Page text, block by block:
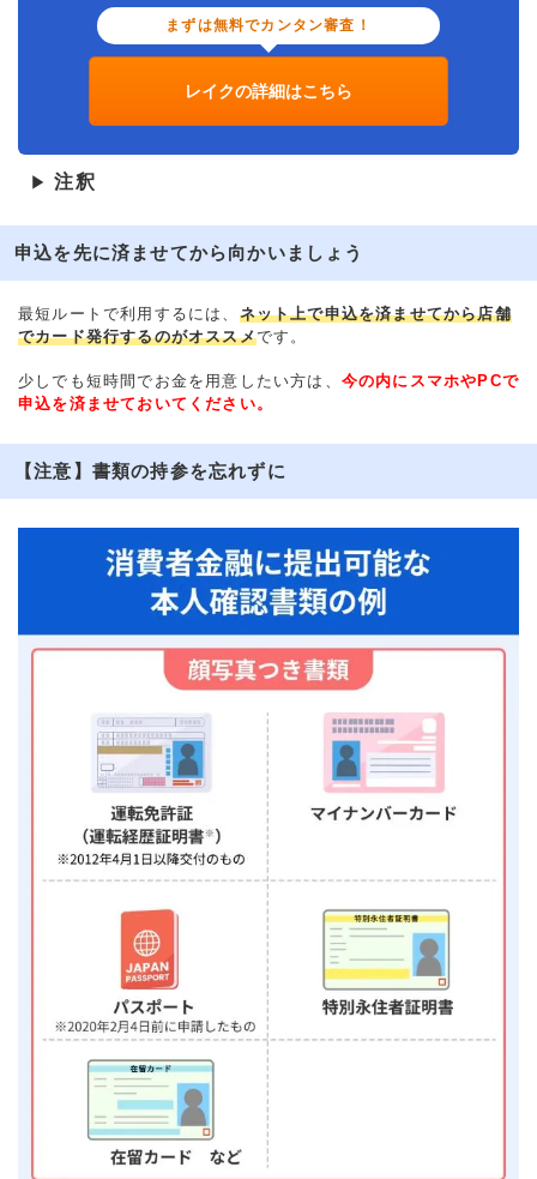
まずは無料でカンタン審査！
レイクの詳細はこちら
▶ 注釈
申込を先に済ませてから向かいましょう
最短ルートで利用するには、 ネット上で申込を済ませてから店舗
でカード発行するのがオススメです。
少しでも短時間でお金を用意したい方は、 今の内にスマホやPCで
申込を済ませておいてください。
【注意】書類の持参を忘れずに